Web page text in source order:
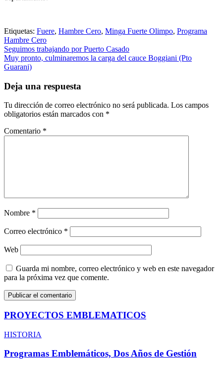
Etiquetas: Fuere, Hambre Cero, Minga Fuerte Olimpo, Programa
Hambre Cero
Navegación
de
Seguimos trabajando por Puerto Casado
Muy pronto, culminaremos la carga del cauce Boggiani (Pto
Guarani)
Deja una respuesta
Tu dirección de correo electrónico no será publicada. Los campos
obligatorios están marcados con *
Comentario *
Nombre *
Correo electrónico *
Web
Guarda mi nombre, correo electrónico y web en este navegador
para la próxima vez que comente.
PROYECTOS EMBLEMATICOS
HISTORIA
Programas Emblemáticos, Dos Años de Gestión